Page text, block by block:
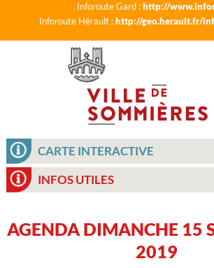
Inforoute Gard :http://
Inforoute Hérault :http://geo.herault.fr/
CARTE INTERACTIVE
INFOS UTILES
AGENDA DIMANCHE 15
2019